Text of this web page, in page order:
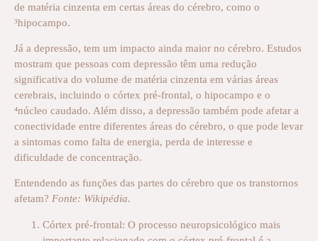
de matéria cinzenta em certas áreas do cérebro, como o
³hipocampo.
Já a depressão, tem um impacto ainda maior no cérebro. Estudos
mostram que pessoas com depressão têm uma redução
significativa do volume de matéria cinzenta em várias áreas
cerebrais, incluindo o córtex pré-frontal, o hipocampo e o
⁴núcleo caudado. Além disso, a depressão também pode afetar a
conectividade entre diferentes áreas do cérebro, o que pode levar
a sintomas como falta de energia, perda de interesse e
dificuldade de concentração.
Entendendo as funções das partes do cérebro que os transtornos
afetam? Fonte: Wikipédia.
Córtex pré-frontal: O processo neuropsicológico mais